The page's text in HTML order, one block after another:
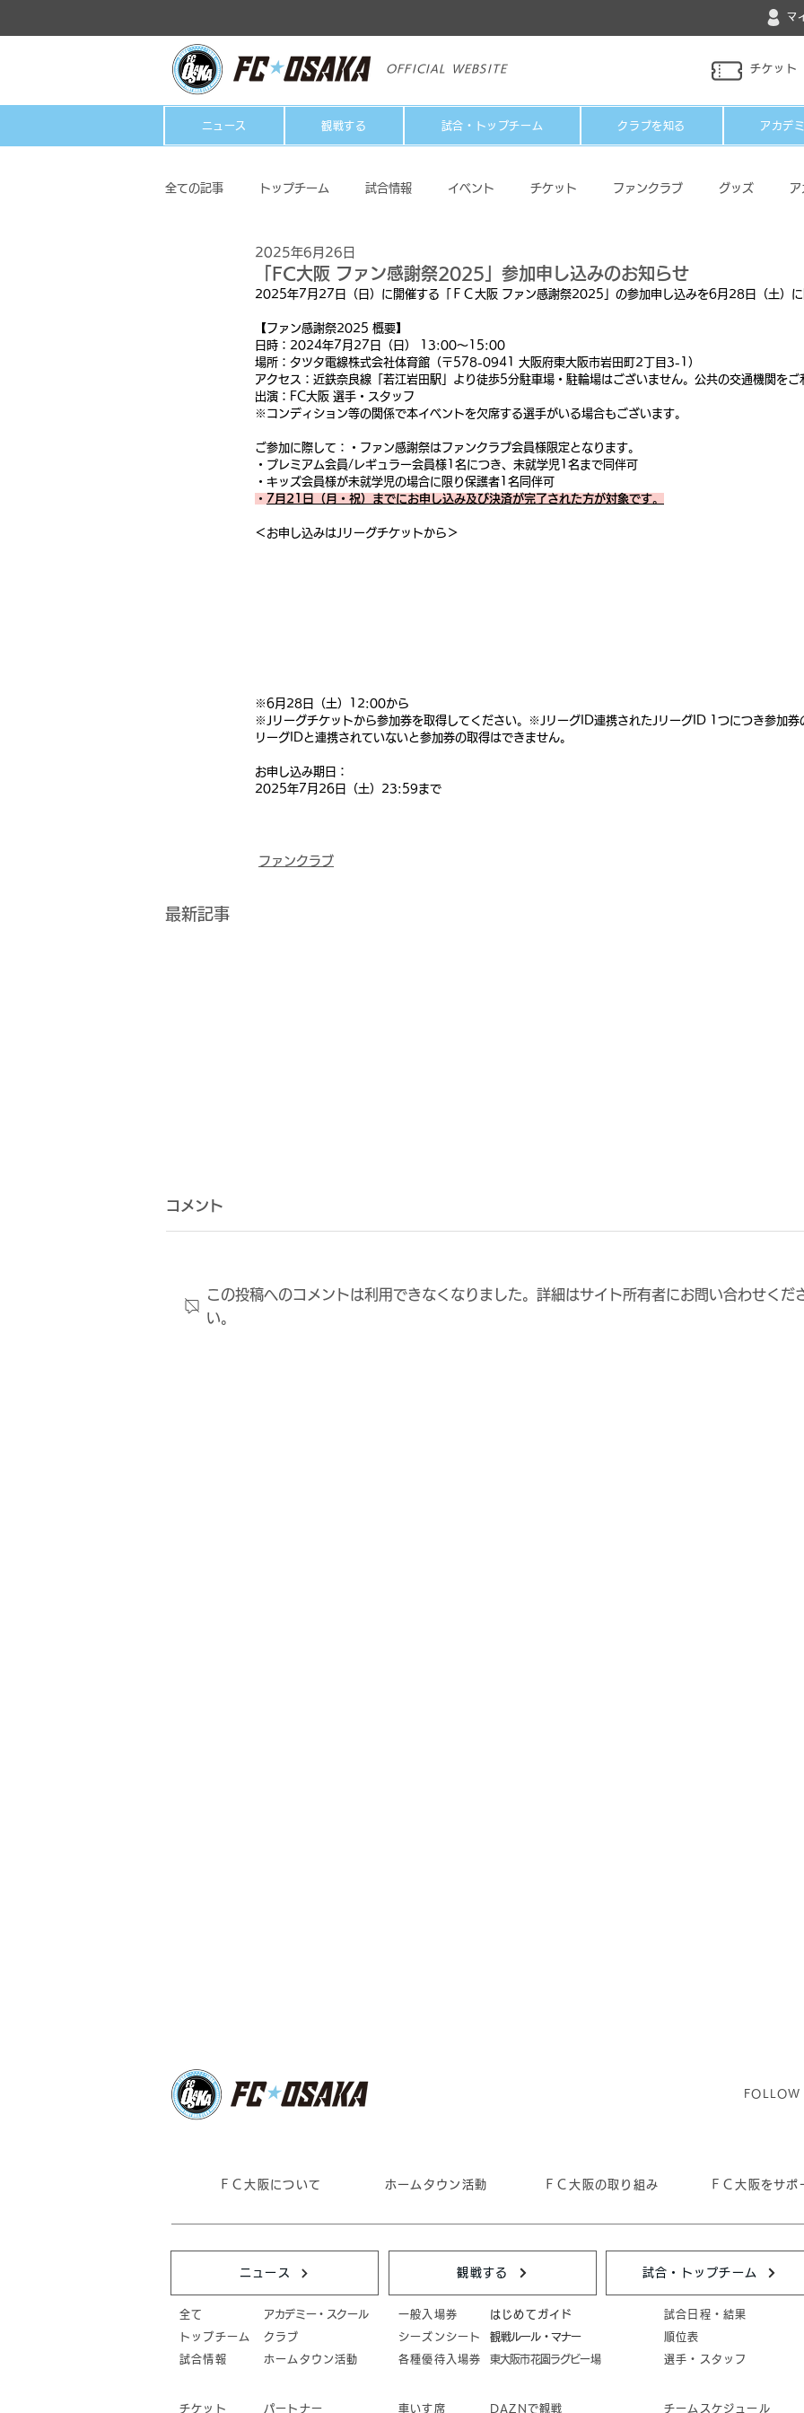
マ
OFFICIAL WEBSITE チケット
ニュース 観戦する 試合・トップチーム クラブを知る アカデ
全ての記事 トップチーム 試合情報 イベント チケット ファンクラブ グッズ ア
ホームタウン活動
「FC大阪 ファン感謝祭2025」参加申し込みのお知らせ
2025年6月26日
2025年7月27日（日）に開催する「ＦＣ大阪 ファン感謝祭2025」の参加申し込みを6月28日（土）に
【ファン感謝祭2025 概要】
日時：2024年7月27日（日） 13:00〜15:00
場所：タツタ電線株式会社体育館（〒578-0941 大阪府東大阪市岩田町2丁目3-1）
アクセス：近鉄奈良線「若江岩田駅」より徒歩5分駐車場・駐輪場はございません。公共の交通機関をご
出演：FC大阪 選手・スタッフ
※コンディション等の関係で本イベントを欠席する選手がいる場合もございます。
ご参加に際して：・ファン感謝祭はファンクラブ会員様限定となります。
・プレミアム会員/レギュラー会員様1名につき、未就学児1名まで同伴可
・キッズ会員様が未就学児の場合に限り保護者1名同伴可
・ 7月21日（月・祝）までにお申し込み及び決済が完了された方が対象です。
＜お申し込みはJリーグチケットから＞
※6月28日（土）12:00から
※Jリーグチケットから参加券を取得してください。※JリーグID連携されたJリーグID 1つにつき参加
リーグIDと連携されていないと参加券の取得はできません。
お申し込み期日：
2025年7月26日（土）23:59まで
ファンクラブ
最新記事
コメント
この投稿へのコメントは利用できなくなりました。詳細はサイト所有者にお問い合わせくだ
い。
FOLLOW
ＦＣ大阪について ホームタウン活動 ＦＣ大阪の取り組み ＦＣ大阪をサポ
ニュース
全て
トップチーム
試合情報
アカデミー・スクール
クラブ
ホームタウン活動
チケット パートナー
観戦する 試合・トップチーム
一般入場券
シーズンシート
各種優待入場券
はじめてガイド
​観戦ルール・マナー
東大阪市花園ラグビー場
試合日程・結果
順位表
選手・スタッフ
車いす席 DAZNで観戦 チームスケジュール